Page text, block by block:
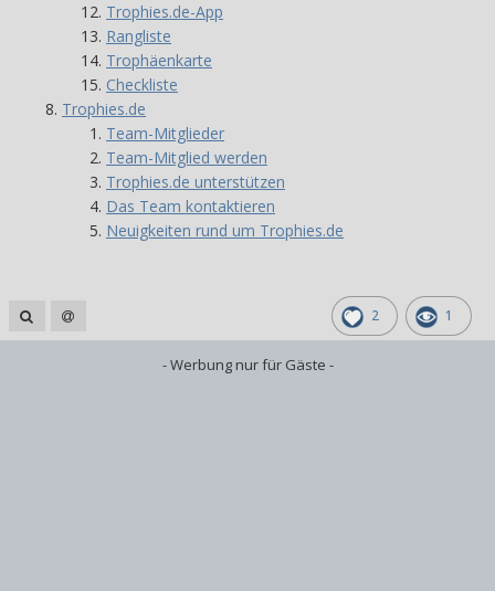
Trophies.de-App
Rangliste
Trophäenkarte
Checkliste
Trophies.de
Team-Mitglieder
Team-Mitglied werden
Trophies.de unterstützen
Das Team kontaktieren
Neuigkeiten rund um Trophies.de
2 1
- Werbung nur für Gäste -